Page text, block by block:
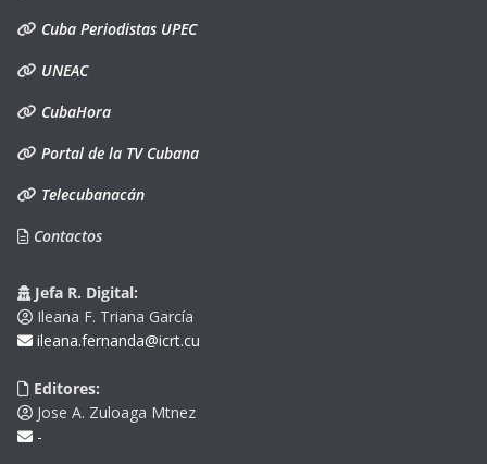
Cuba Periodistas UPEC
UNEAC
CubaHora
Portal de la TV Cubana
Telecubanacán
Contactos
Jefa R. Digital:
Ileana F. Triana García
ileana.fernanda@icrt.cu
Editores:
Jose A. Zuloaga Mtnez
-